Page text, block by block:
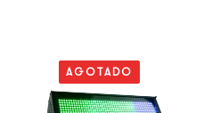
AGOTADO